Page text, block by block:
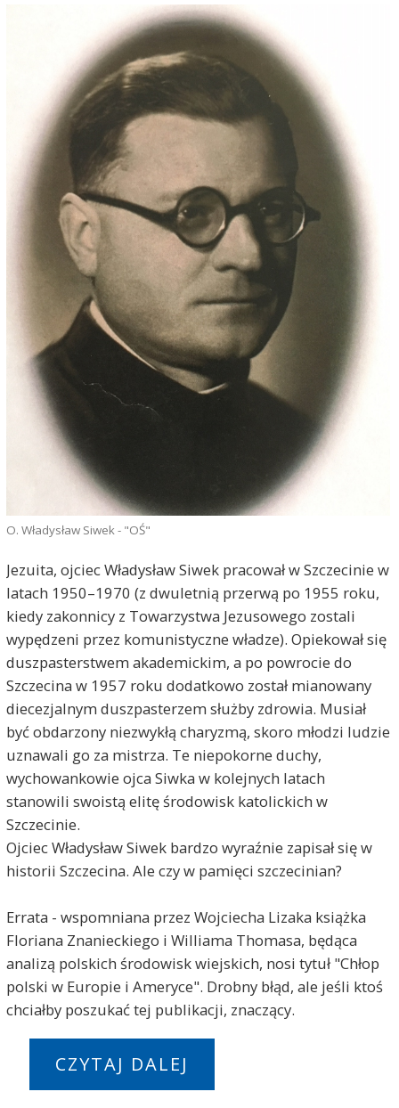
O. Władysław Siwek - "OŚ"
Jezuita, ojciec Władysław Siwek pracował w Szczecinie w
latach 1950–1970 (z dwuletnią przerwą po 1955 roku,
kiedy zakonnicy z Towarzystwa Jezusowego zostali
wypędzeni przez komunistyczne władze). Opiekował się
duszpasterstwem akademickim, a po powrocie do
Szczecina w 1957 roku dodatkowo został mianowany
diecezjalnym duszpasterzem służby zdrowia. Musiał
być obdarzony niezwykłą charyzmą, skoro młodzi ludzie
uznawali go za mistrza. Te niepokorne duchy,
wychowankowie ojca Siwka w kolejnych latach
stanowili swoistą elitę środowisk katolickich w
Szczecinie.
Ojciec Władysław Siwek bardzo wyraźnie zapisał się w
historii Szczecina. Ale czy w pamięci szczecinian?
Errata - wspomniana przez Wojciecha Lizaka książka
Floriana Znanieckiego i Williama Thomasa, będąca
analizą polskich środowisk wiejskich, nosi tytuł "Chłop
polski w Europie i Ameryce". Drobny błąd, ale jeśli ktoś
chciałby poszukać tej publikacji, znaczący.
CZYTAJ DALEJ